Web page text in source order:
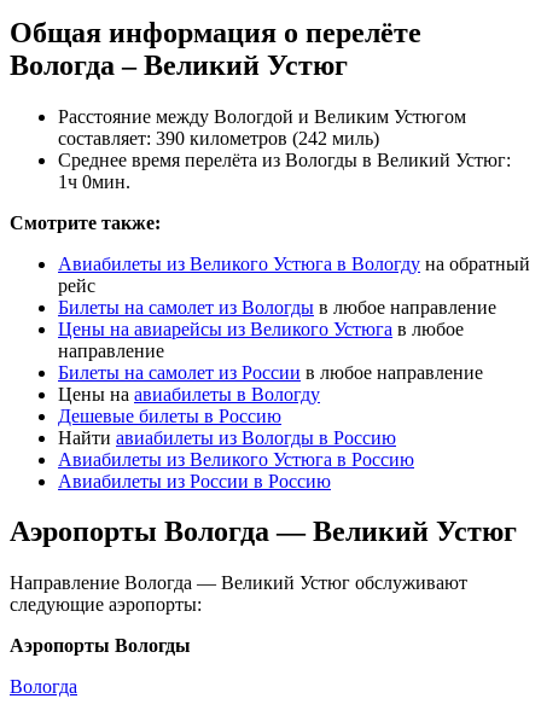
Общая информация о перелёте
Вологда – Великий Устюг
Расстояние между Вологдой и Великим Устюгом
составляет: 390 километров (242 миль)
Среднее время перелёта из Вологды в Великий Устюг:
1ч 0мин.
Смотрите также:
Авиабилеты из Великого Устюга в Вологду на обратный
рейс
Билеты на самолет из Вологды в любое направление
Цены на авиарейсы из Великого Устюга в любое
направление
Билеты на самолет из России в любое направление
Цены на авиабилеты в Вологду
Дешевые билеты в Россию
Найти авиабилеты из Вологды в Россию
Авиабилеты из Великого Устюга в Россию
Авиабилеты из России в Россию
Аэропорты Вологда — Великий Устюг
Направление Вологда — Великий Устюг обслуживают
следующие аэропорты:
Аэропорты Вологды
Вологда